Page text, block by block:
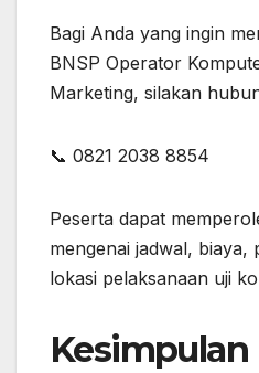
Bagi Anda yang ingin
BNSP Operator
Marketing, silakan
📞 0821 2038 8854
Peserta dapat
mengenai jadwal, biaya,
lokasi pelaksanaan uji
Kesimpulan